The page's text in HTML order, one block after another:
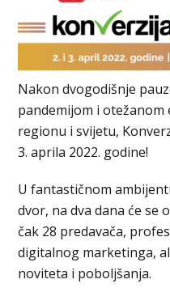
Nakon dvogodišnje
pandemijom i
regionu i svijetu,
3. aprila 2022. godine!
U fantastičnom
dvor, na dva dana će se
čak 28 predavača,
digitalnog marketinga,
noviteta i poboljšanja.